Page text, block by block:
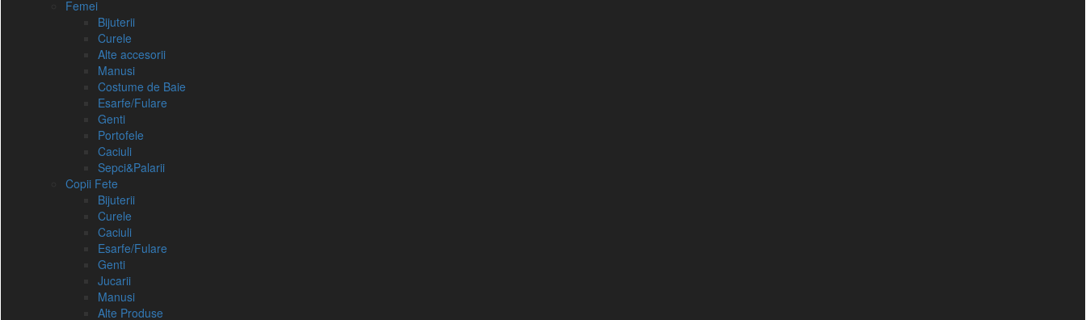
Femei
Bijuterii
Curele
Alte accesorii
Manusi
Costume de Baie
Esarfe/Fulare
Genti
Portofele
Caciuli
Sepci&Palarii
Copii Fete
Bijuterii
Curele
Caciuli
Esarfe/Fulare
Genti
Jucarii
Manusi
Alte Produse